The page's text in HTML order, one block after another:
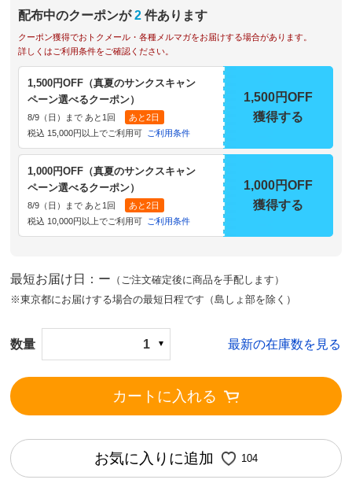
配布中のクーポンが 2 件あります
クーポン獲得でおトクメール・各種メルマガをお届けする場合があります。
詳しくはご利用条件をご確認ください。
1,500円OFF（真夏のサンクスキャン
ペーン選べるクーポン）
8/9（日）まで あと1回
あと2日
税込 15,000円以上でご利用可
ご利用条件
1,500円OFF
獲得する
1,000円OFF（真夏のサンクスキャン
ペーン選べるクーポン）
8/9（日）まで あと1回
あと2日
税込 10,000円以上でご利用可
ご利用条件
1,000円OFF
獲得する
最短お届け日：ー （ご注文確定後に商品を手配します）
※東京都にお届けする場合の最短日程です（島しょ部を除く）
数量 1 最新の在庫数を見る
カートに入れる
お気に入りに追加 104